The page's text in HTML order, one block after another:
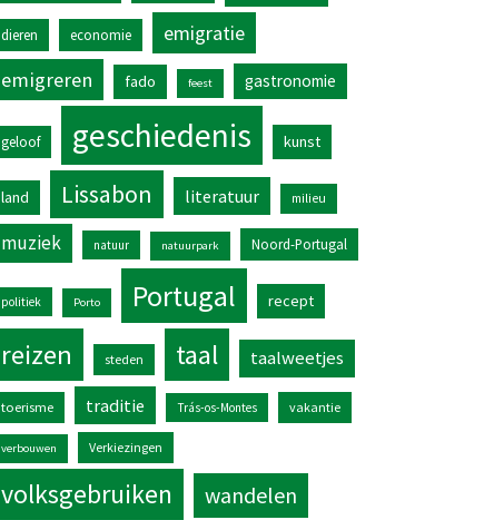
dieren economie
emigratie
emigreren
fado feest gastronomie
geloof geschiedenis kunst
land Lissabon literatuur milieu
muziek natuur natuurpark Noord-Portugal
politiek Porto Portugal recept
reizen steden taal taalweetjes
toerisme traditie Trás-os-Montes vakantie
verbouwen Verkiezingen
volksgebruiken wandelen